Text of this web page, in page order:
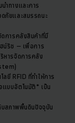
ำทางและการ
ภัยและสมรรถนะ
การคลังสินค้าที่มี
น์ริช – เพื่อการ
หารจัดการคลัง
ยี RFID ที่ทำให้การ
แบบอัตโนมัติ* เป็น
บสภาพพื้นดินปัจจุบัน